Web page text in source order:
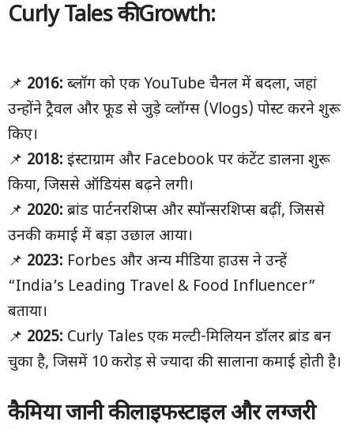
Curly Tales की Growth:
📌 2016: ब्लॉग को एक YouTube चैनल में बदला, जहां
उन्होंने ट्रैवल और फूड से जुड़े व्लॉग्स (Vlogs) पोस्ट करने शुरू
किए।
📌 2018: इंस्टाग्राम और Facebook पर कंटेंट डालना शुरू
किया, जिससे ऑडियंस बढ़ने लगी।
📌 2020: ब्रांड पार्टनरशिप्स और स्पॉन्सरशिप्स बढ़ीं, जिससे
उनकी कमाई में बड़ा उछाल आया।
📌 2023: Forbes और अन्य मीडिया हाउस ने उन्हें
“India’s Leading Travel & Food Influencer”
बताया।
📌 2025: Curly Tales एक मल्टी-मिलियन डॉलर ब्रांड बन
चुका है, जिसमें 10 करोड़ से ज्यादा की सालाना कमाई होती है।
कैमिया जानी की लाइफस्टाइल और लग्जरी